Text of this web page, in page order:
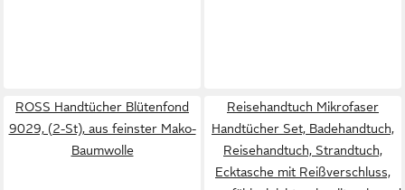
ROSS Handtücher Blütenfond
9029, (2-St), aus feinster Mako-
Baumwolle
Reisehandtuch Mikrofaser
Handtücher Set, Badehandtuch,
Reisehandtuch, Strandtuch,
Ecktasche mit Reißverschluss,